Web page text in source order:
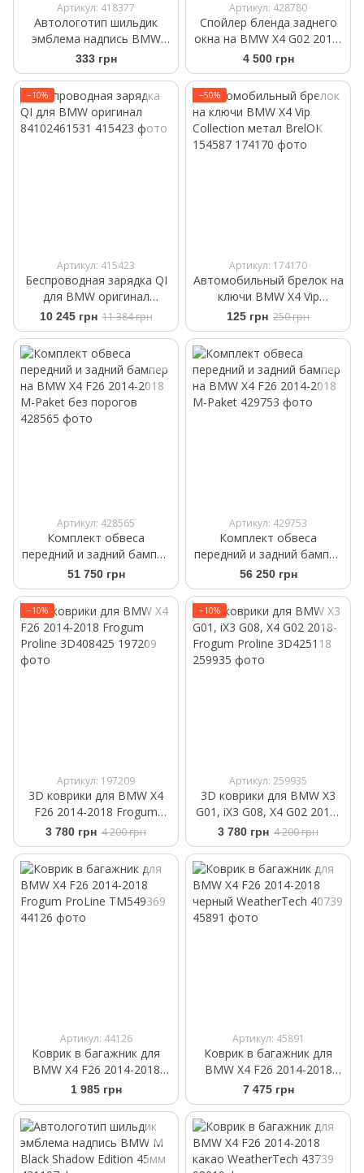
Артикул: 418377
Автологотип шильдик
эмблема надпись BMW
Xdrive Black Shadow Edition
New Style
333 грн
Артикул: 428780
Спойлер бленда заднего
окна на BMW X4 G02 2018-
черный глянец
4 500 грн
−10%
Артикул: 415423
Беспроводная зарядка QI
для BMW оригинал
84102461531
10 245 грн 11 384 грн
−50%
Артикул: 174170
Автомобильный брелок на
ключи BMW X4 Vip
Collection метал BrelOK
154587
125 грн 250 грн
Артикул: 428565
Комплект обвеса
передний и задний бампер
на BMW X4 F26 2014-2018
M-Paket без порогов
51 750 грн
Артикул: 429753
Комплект обвеса
передний и задний бампер
на BMW X4 F26 2014-2018
M-Paket
56 250 грн
−10%
Артикул: 197209
3D коврики для BMW X4
F26 2014-2018 Frogum
Proline 3D408425
3 780 грн 4 200 грн
−10%
Артикул: 259935
3D коврики для BMW X3
G01, iX3 G08, X4 G02 2018-
Frogum Proline 3D425118
3 780 грн 4 200 грн
Артикул: 44126
Коврик в багажник для
BMW X4 F26 2014-2018
Frogum ProLine TM549369
1 985 грн
Артикул: 45891
Коврик в багажник для
BMW X4 F26 2014-2018
черный WeatherTech 40739
7 475 грн